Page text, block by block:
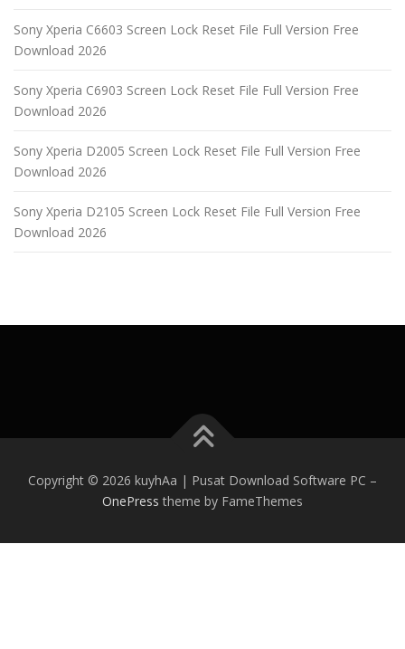
Sony Xperia C6603 Screen Lock Reset File Full Version Free
Download 2026
Sony Xperia C6903 Screen Lock Reset File Full Version Free
Download 2026
Sony Xperia D2005 Screen Lock Reset File Full Version Free
Download 2026
Sony Xperia D2105 Screen Lock Reset File Full Version Free
Download 2026
Copyright © 2026 kuyhAa | Pusat Download Software PC –
OnePress theme by FameThemes